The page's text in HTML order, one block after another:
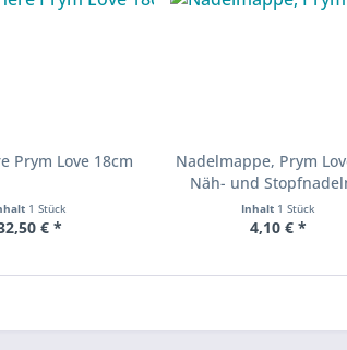
Prym Love 18cm
1 Stück
€ *
Nadelmappe, Prym
Näh- und
Inhalt 1 Stück
4,10 € *